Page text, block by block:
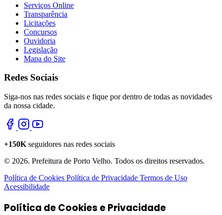
Serviços Online
Transparência
Licitações
Concursos
Ouvidoria
Legislação
Mapa do Site
Redes Sociais
Siga-nos nas redes sociais e fique por dentro de todas as novidades
da nossa cidade.
+150K seguidores nas redes sociais
© 2026. Prefeitura de Porto Velho. Todos os direitos reservados.
Política de Cookies Política de Privacidade Termos de Uso
Acessibilidade
Política de Cookies e Privacidade